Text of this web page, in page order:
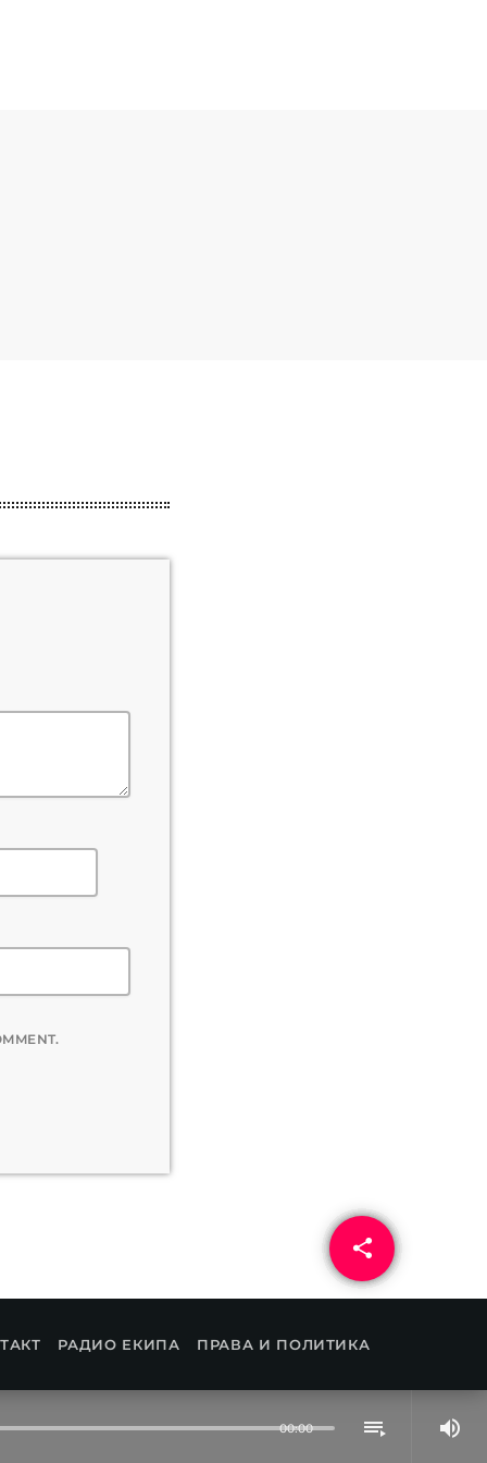
00:00 playlist_play volume_up
share
email
РАДИО ЕКИПА ПРАВА И ПОЛИТИКА